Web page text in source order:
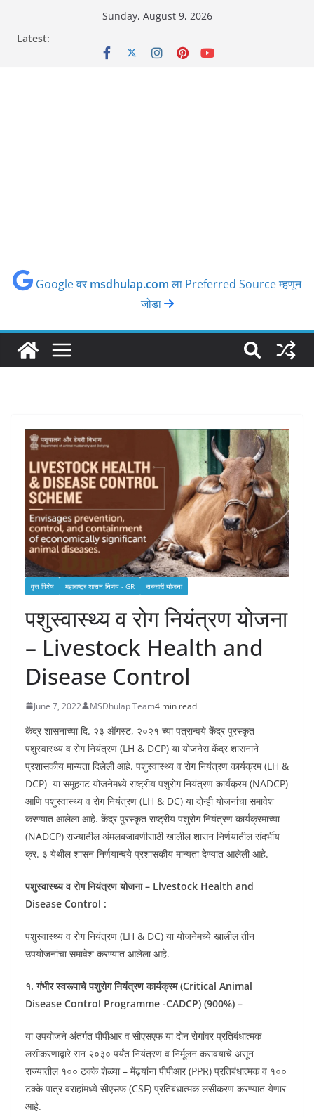
Sunday, August 9, 2026
Latest:
Google वर msdhulap.comला Preferred Source म्हणून
जोडा
वृत्त विशेष महाराष्ट्र शासन निर्णय - GR सरकारी योजना
पशुस्वास्थ्य व रोग नियंत्रण योजना
– Livestock Health and
Disease Control
June 7, 2022 MSDhulap Team4 min read
केंद्र शासनाच्या दि. २३ ऑगस्ट, २०२१ च्या पत्रान्वये केंद्र पुरस्कृत
पशुस्वास्थ्य व रोग नियंत्रण (LH & DCP) या योजनेस केंद्र शासनाने
प्रशासकीय मान्यता दिलेली आहे. पशुस्वास्थ्य व रोग नियंत्रण कार्यक्रम (LH &
DCP) या समूहगट योजनेमध्ये राष्ट्रीय पशुरोग नियंत्रण कार्यक्रम (NADCP)
आणि पशुस्वास्थ्य व रोग नियंत्रण (LH & DC) या दोन्ही योजनांचा समावेश
करण्यात आलेला आहे. केंद्र पुरस्कृत राष्ट्रीय पशुरोग नियंत्रण कार्यक्रमाच्या
(NADCP) राज्यातील अंमलबजावणीसाठी खालील शासन निर्णयातील संदर्भीय
क्र. ३ येथील शासन निर्णयान्वये प्रशासकीय मान्यता देण्यात आलेली आहे.
पशुस्वास्थ्य व रोग नियंत्रण योजना – Livestock Health and
Disease Control :
पशुस्वास्थ्य व रोग नियंत्रण (LH & DC) या योजनेमध्ये खालील तीन
उपयोजनांचा समावेश करण्यात आलेला आहे.
१. गंभीर स्वरूपाचे पशुरोग नियंत्रण कार्यक्रम (Critical Animal
Disease Control Programme -CADCP) (900%) –
या उपयोजने अंतर्गत पीपीआर व सीएसएफ या दोन रोगांवर प्रतिबंधात्मक
लसीकरणाद्वारे सन २०३० पर्यंत नियंत्रण व निर्मूलन करावयाचे असून
राज्यातील १०० टक्के शेळ्या – मेंढ्यांना पीपीआर (PPR) प्रतिबंधात्मक व १००
टक्के पात्र वराहांमध्ये सीएसफ (CSF) प्रतिबंधात्मक लसीकरण करण्यात येणार
आहे.